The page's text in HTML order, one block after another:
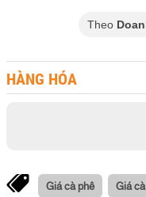
Theo
HÀNG HÓA
Giá cà phê Giá